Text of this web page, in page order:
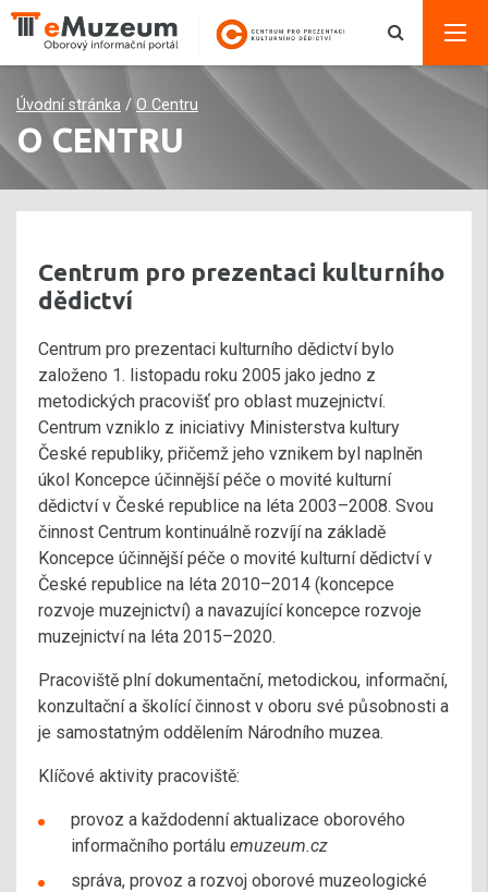
Úvodní stránka / O Centru
O CENTRU
Centrum pro prezentaci kulturního
dědictví
Centrum pro prezentaci kulturního dědictví bylo
založeno 1. listopadu roku 2005 jako jedno z
metodických pracovišť pro oblast muzejnictví.
Centrum vzniklo z iniciativy Ministerstva kultury
České republiky, přičemž jeho vznikem byl naplněn
úkol Koncepce účinnější péče o movité kulturní
dědictví v České republice na léta 2003–2008. Svou
činnost Centrum kontinuálně rozvíjí na základě
Koncepce účinnější péče o movité kulturní dědictví v
České republice na léta 2010–2014 (koncepce
rozvoje muzejnictví) a navazující koncepce rozvoje
muzejnictví na léta 2015–2020.
Pracoviště plní dokumentační, metodickou, informační,
konzultační a školící činnost v oboru své působnosti a
je samostatným oddělením Národního muzea.
Klíčové aktivity pracoviště:
provoz a každodenní aktualizace oborového
informačního portálu emuzeum.cz
správa, provoz a rozvoj oborové muzeologické